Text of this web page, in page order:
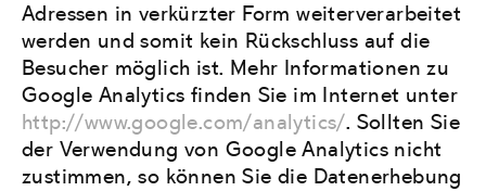
Adressen in verkürzter Form weiterverarbeitet
werden und somit kein Rückschluss auf die
Besucher möglich ist. Mehr Informationen zu
Google Analytics finden Sie im Internet unter
http://www.google.com/analytics/. Sollten Sie
der Verwendung von Google Analytics nicht
zustimmen, so können Sie die Datenerhebung